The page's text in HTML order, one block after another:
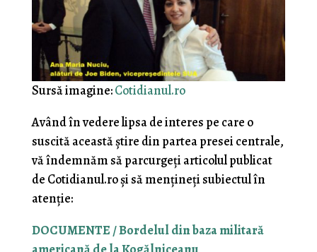
Sursă imagine:Cotidianul.ro
Având în vedere lipsa de interes pe care o
suscită această știre din partea presei centrale,
vă îndemnăm să parcurgeţi articolul publicat
de Cotidianul.ro şi să menţineţi subiectul în
atenţie:
DOCUMENTE / Bordelul din baza militară